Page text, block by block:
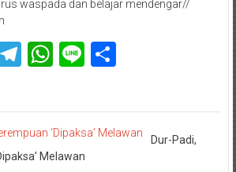
waspada dan belajar mendengar//
Telegram
WhatsApp
LineShare
Dur-Padi,
Melawan